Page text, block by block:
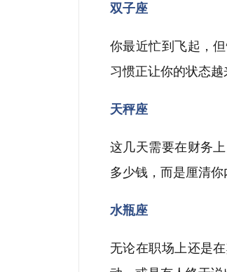
双子座
你最近忙到飞起，
习惯正让你的状态越
天秤座
这几天需要在财务
多少钱，而是厘清你
水瓶座
无论在职场上还是